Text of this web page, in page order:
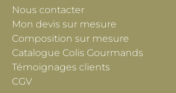
Nous contacter
Mon devis sur mesure
Composition sur mesure
Catalogue Colis Gourmands
Témoignages clients
CGV